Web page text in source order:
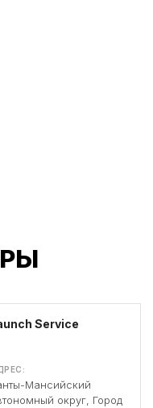
Service
Мансийский
округ, Город